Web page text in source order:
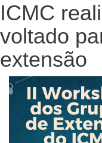
ICMC
voltado
extensão